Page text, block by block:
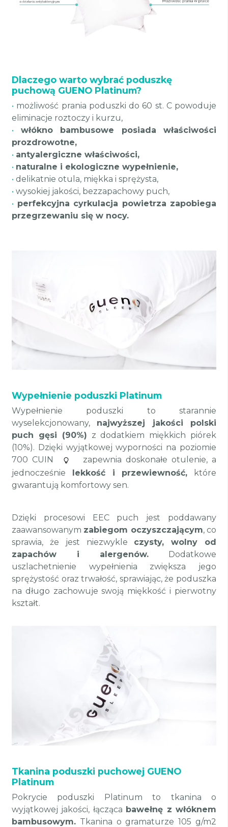
Dlaczego warto wybrać poduszkę
puchową GUENO Platinum?
• możliwość prania poduszki do 60 st. C powoduje
eliminacje roztoczy i kurzu,
•
włókno bambusowe posiada właściwości
prozdrowotne,
• antyalergiczne właściwości,
• naturalne i ekologiczne wypełnienie,
• delikatnie otula, miękka i sprężysta,
• wysokiej jakości, bezzapachowy puch,
• perfekcyjna cyrkulacja powietrza zapobiega
przegrzewaniu się w nocy.
Wypełnienie poduszki Platinum
Wypełnienie poduszki to starannie
wyselekcjonowany, najwyższej jakości polski
puch gęsi (90%) z dodatkiem miękkich piórek
(10%). Dzięki wyjątkowej wyporności na poziomie
700 CUIN
zapewnia doskonałe otulenie, a
jednocześnie lekkość i przewiewność, które
gwarantują komfortowy sen.
Dzięki procesowi EEC puch jest poddawany
zaawansowanym zabiegom oczyszczającym, co
sprawia, że jest niezwykle czysty, wolny od
zapachów i alergenów. Dodatkowe
uszlachetnienie wypełnienia zwiększa jego
sprężystość oraz trwałość, sprawiając, że poduszka
na długo zachowuje swoją miękkość i pierwotny
kształt.
Tkanina poduszki puchowej GUENO
Platinum
Pokrycie poduszki Platinum to tkanina o
wyjątkowej jakości, łącząca bawełnę z włóknem
bambusowym. Tkanina o gramaturze 105 g/m2